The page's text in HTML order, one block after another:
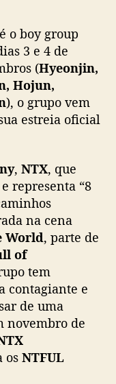
a
c
o
m
s
h
o
o
N
T
o boy group
3 e 4 de
(Hyeonjin,
Hojun,
), o grupo vem
estreia oficial
, NTX, que
representa “8
na cena
World, parte de
of
tem
contagiante e
de uma
novembro de
os NTFUL